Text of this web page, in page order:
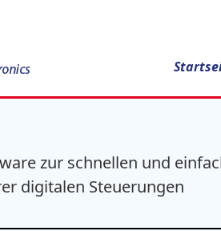
zur schnellen und
digitalen Steuerungen